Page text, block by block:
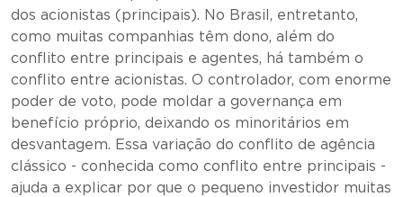
dos acionistas (principais). No Brasil, entretanto,
como muitas companhias têm dono, além do
conflito entre principais e agentes, há também o
conflito entre acionistas. O controlador, com enorme
poder de voto, pode moldar a governança em
benefício próprio, deixando os minoritários em
desvantagem. Essa variação do conflito de agência
clássico - conhecida como conflito entre principais -
ajuda a explicar por que o pequeno investidor muitas